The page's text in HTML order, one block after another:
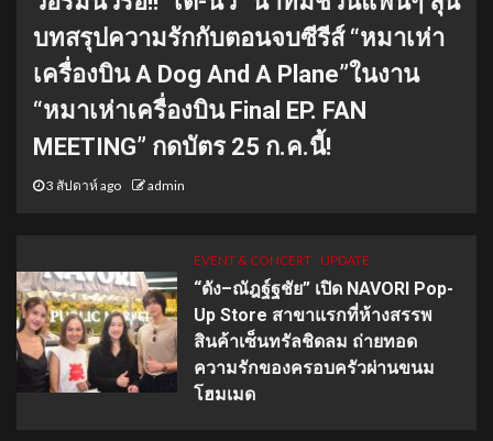
บทสรุปความรักกับตอนจบซีรีส์ “หมาเห่า
เครื่องบิน A Dog And A Plane”ในงาน
“หมาเห่าเครื่องบิน Final EP. FAN
MEETING” กดบัตร 25 ก.ค.นี้!
3 สัปดาห์ ago admin
EVENT & CONCERT UPDATE
“ดัง–ณัฎฐ์ฐชัย” เปิด NAVORI Pop-
Up Store สาขาแรกที่ห้างสรรพ
สินค้าเซ็นทรัลชิดลม ถ่ายทอด
ความรักของครอบครัวผ่านขนม
โฮมเมด